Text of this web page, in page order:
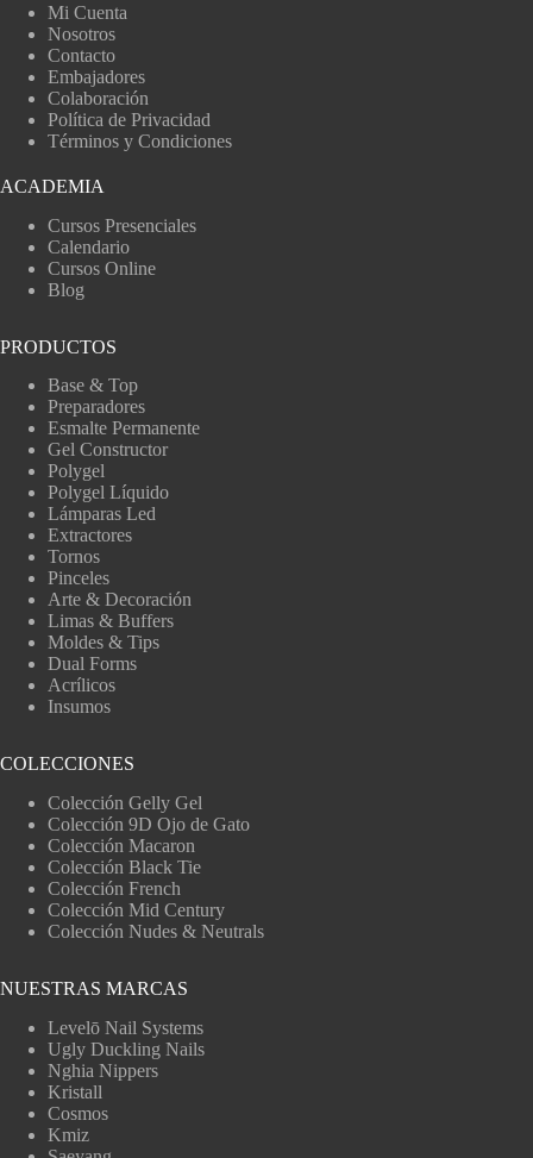
Mi Cuenta
Nosotros
Contacto
Embajadores
Colaboración
Política de Privacidad
Términos y Condiciones
ACADEMIA
Cursos Presenciales
Calendario
Cursos Online
Blog
PRODUCTOS
Base & Top
Preparadores
Esmalte Permanente
Gel Constructor
Polygel
Polygel Líquido
Lámparas Led
Extractores
Tornos
Pinceles
Arte & Decoración
Limas & Buffers
Moldes & Tips
Dual Forms
Acrílicos
Insumos
COLECCIONES
Colección Gelly Gel
Colección 9D Ojo de Gato
Colección Macaron
Colección Black Tie
Colección French
Colección Mid Century
Colección Nudes & Neutrals
NUESTRAS MARCAS
Levelō Nail Systems
Ugly Duckling Nails
Nghia Nippers
Kristall
Cosmos
Kmiz